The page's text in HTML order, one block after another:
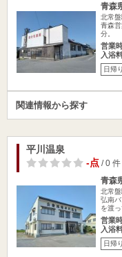
青森
北常
青森
分。
営業
入浴
日帰り
関連情報から探す
平川温泉
-点/ 0 件
青森
北常
弘南
を渡
営業
入浴
日帰り